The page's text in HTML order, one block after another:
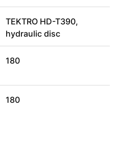
TEKTRO HD-T390,
hydraulic disc
180
180